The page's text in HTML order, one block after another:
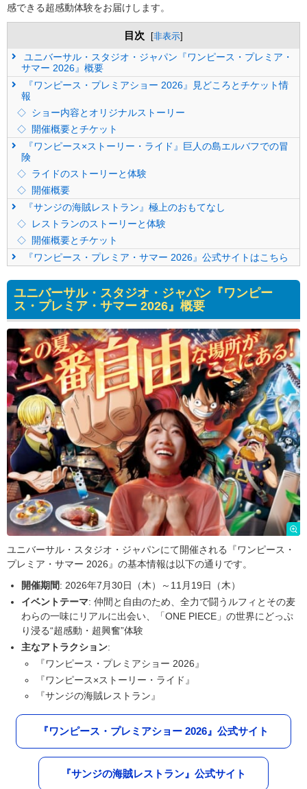
感できる超感動体験をお届けします。
目次 [非表示]
ユニバーサル・スタジオ・ジャパン『ワンピース・プレミア・
サマー 2026』概要
『ワンピース・プレミアショー 2026』見どころとチケット情
報
ショー内容とオリジナルストーリー
開催概要とチケット
『ワンピース×ストーリー・ライド』巨人の島エルバフでの冒
険
ライドのストーリーと体験
開催概要
『サンジの海賊レストラン』極上のおもてなし
レストランのストーリーと体験
開催概要とチケット
『ワンピース・プレミア・サマー 2026』公式サイトはこちら
ユニバーサル・スタジオ・ジャパン『ワンピー
ス・プレミア・サマー 2026』概要
ユニバーサル・スタジオ・ジャパンにて開催される『ワンピース・
プレミア・サマー 2026』の基本情報は以下の通りです。
開催期間: 2026年7月30日（木）～11月19日（木）
イベントテーマ: 仲間と自由のため、全力で闘うルフィとその麦
わらの一味にリアルに出会い、「ONE PIECE」の世界にどっぷ
り浸る“超感動・超興奮”体験
主なアトラクション:
『ワンピース・プレミアショー 2026』
『ワンピース×ストーリー・ライド』
『サンジの海賊レストラン』
『ワンピース・プレミアショー 2026』公式サイト
『サンジの海賊レストラン』公式サイト